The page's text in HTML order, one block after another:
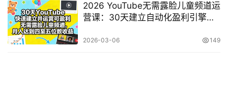
2026 YouTube无需露脸儿童频道运
营课：30天建立自动化盈利引擎，
2026-03-06 149